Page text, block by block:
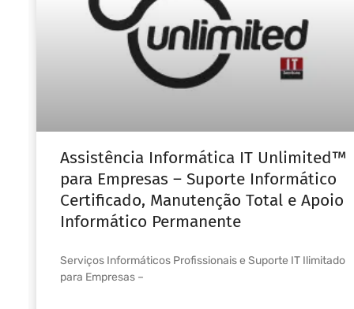
Assistência Informática IT Unlimited™
para Empresas – Suporte Informático
Certificado, Manutenção Total e Apoio
Informático Permanente
Serviços Informáticos Profissionais e Suporte IT Ilimitado
para Empresas –